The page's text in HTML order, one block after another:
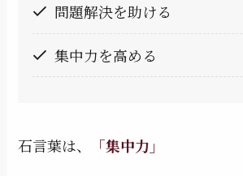
問題解決を助ける
集中力を高める
石言葉は、 「集中力」